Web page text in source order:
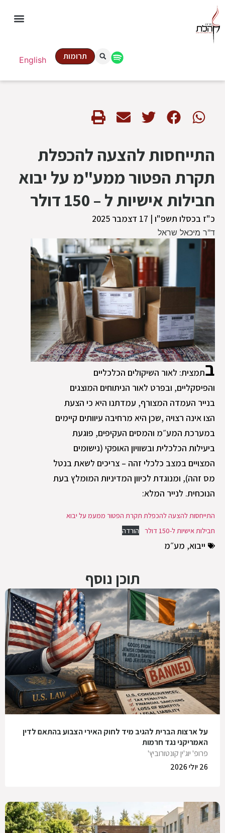
English תרומות
התייחסות להצעה להכפלת
תקרת הפטור ממע"מ על יבוא
חבילות אישיות ל – 150 דולר
כ"ז בכסלו תשפ"ו | 17 דצמבר 2025
ד"ר מיכאל שראל
בתמצית: לאור השיקולים הכלכליים
והפיסקליים, ובפרט לאור הניתוחים המוצגים
בנייר העמדה המצורף, עמדתנו היא כי הצעת
הצו אינה רצויה ,שכן היא מרחיבה עיוותים קיימים
במערכת המע״מ והמסים העקיפים, פוגעת
ביעילות הכלכלית ובשוויון האופקי (נישומים
המצויים במצב כלכלי זהה – צריכים לשאת בנטל
מס זהה), ומנוגדת לכיוון המדיניות המומלץ בעת
הנוכחית. לנייר המלא:
התייחסות להצעה להכפלת תקרת הפטור ממעמ על יבוא
חבילות אישיות ל-150 דולר
הורדה
ייבוא, מע״מ
תוכן נוסף
על ארצות הברית להגיב מיד לחוק האירי הצבוע בהתאם לדין
האמריקני נגד חרמות
פרופ' יוג'ין קונטורוביץ'
26 יולי 2026